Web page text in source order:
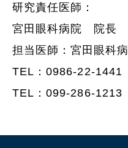
研究責任医師：
宮田眼科病院 院長
担当医師：宮田眼
TEL：0986-22-1441
TEL：099-286-1213